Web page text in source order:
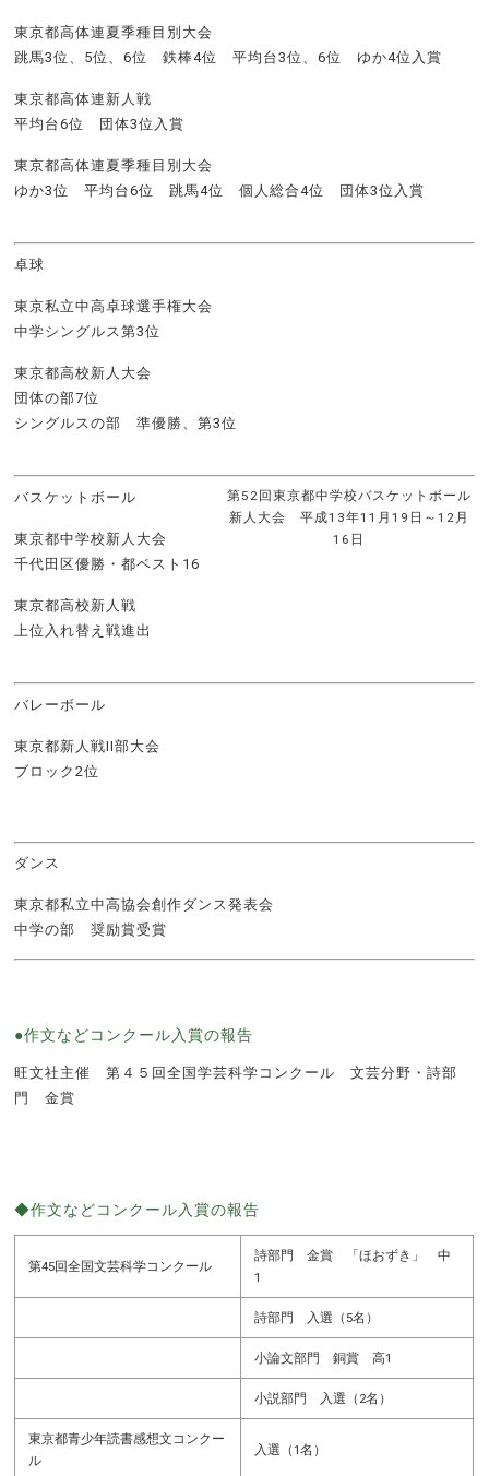
東京都高体連夏季種目別大会
跳馬3位、5位、6位 鉄棒4位 平均台3位、6位 ゆか4位入賞
東京都高体連新人戦
平均台6位 団体3位入賞
東京都高体連夏季種目別大会
ゆか3位 平均台6位 跳馬4位 個人総合4位 団体3位入賞
卓球
東京私立中高卓球選手権大会
中学シングルス第3位
東京都高校新人大会
団体の部7位
シングルスの部 準優勝、第3位
第52回東京都中学校バスケットボール
新人大会 平成13年11月19日～12月
16日
バスケットボール
東京都中学校新人大会
千代田区優勝・都ベスト16
東京都高校新人戦
上位入れ替え戦進出
バレーボール
東京都新人戦II部大会
ブロック2位
ダンス
東京都私立中高協会創作ダンス発表会
中学の部 奨励賞受賞
●作文などコンクール入賞の報告
旺文社主催 第４５回全国学芸科学コンクール 文芸分野・詩部
門 金賞
◆作文などコンクール入賞の報告
第45回全国文芸科学コンクール
詩部門 金賞 「ほおずき」 中
1
詩部門 入選（5名）
小論文部門 銅賞 高1
小説部門 入選（2名）
東京都青少年読書感想文コンクー
ル
入選（1名）